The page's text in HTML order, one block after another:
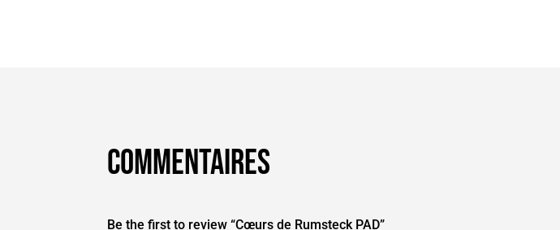
Commentaires
Be the first to review “Cœurs de Rumsteck PAD”